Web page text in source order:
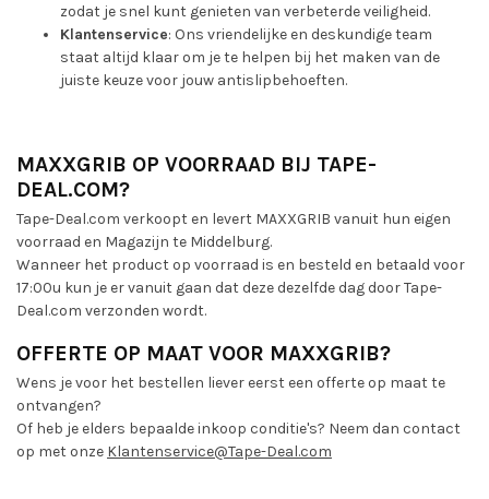
zodat je snel kunt genieten van verbeterde veiligheid.
Klantenservice: Ons vriendelijke en deskundige team
staat altijd klaar om je te helpen bij het maken van de
juiste keuze voor jouw antislipbehoeften.
MAXXGRIB OP VOORRAAD BIJ TAPE-
DEAL.COM?
Tape-Deal.com verkoopt en levert MAXXGRIB vanuit hun eigen
voorraad en Magazijn te Middelburg.
Wanneer het product op voorraad is en besteld en betaald voor
17:00u kun je er vanuit gaan dat deze dezelfde dag door Tape-
Deal.com verzonden wordt.
OFFERTE OP MAAT VOOR MAXXGRIB?
Wens je voor het bestellen liever eerst een offerte op maat te
ontvangen?
Of heb je elders bepaalde inkoop conditie's? Neem dan contact
op met onze Klantenservice@Tape-Deal.com